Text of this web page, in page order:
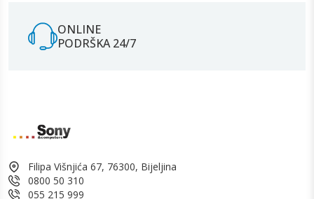
ONLINE
PODRŠKA 24/7
Filipa Višnjića 67, 76300, Bijeljina
0800 50 310
055 215 999